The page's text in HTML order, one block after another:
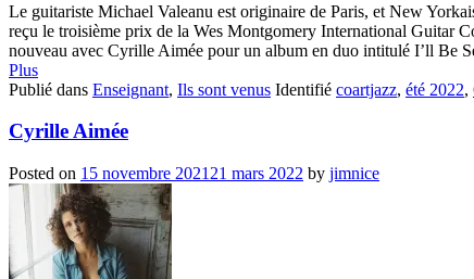
Le guitariste Michael Valeanu est originaire de Paris, et New
reçu le troisième prix de la Wes Montgomery International Guitar
nouveau avec Cyrille Aimée pour un album en duo intitulé I’ll Be
Plus
Publié dans Enseignant, Ils sont venus Identifié coartjazz, été 2022,
Cyrille Aimée
Posted on 15 novembre 2021 21 mars 2022 by jimnice